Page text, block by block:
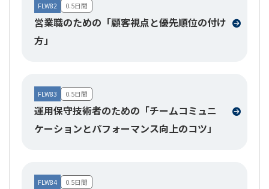
FLW82
営業職のための「顧客視点と優先順位の付け
方」
0.5日間
FLW83
運用保守技術者のための「チームコミュニ
ケーションとパフォーマンス向上のコツ」
0.5日間
FLW84 0.5日間